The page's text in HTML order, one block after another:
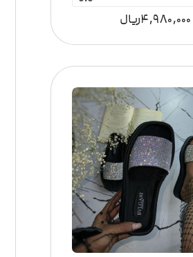
4,980,000ریال